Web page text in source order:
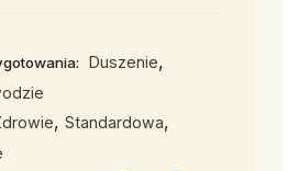
Duszenie,
, Standardowa,